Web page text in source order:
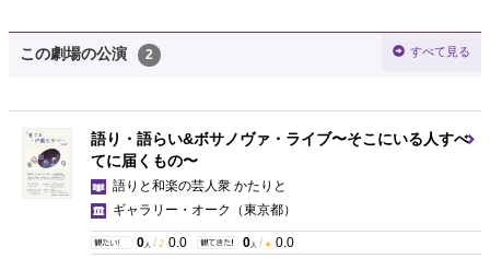
この劇場の公演 2 すべて見る
語り・語らい&ボサノヴァ・ライブ〜そこにいる人すべ
てに届くもの〜
語りと和楽の芸人衆 かたりと
ギャラリー・オーク
（東京都）
0 人 / 0.0 0 人 / 0.0